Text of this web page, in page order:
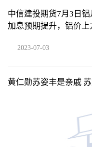
中信建投期货7月3日铝
加息预期提升，铝价上
2023-07-03
黄仁勋苏姿丰是亲戚